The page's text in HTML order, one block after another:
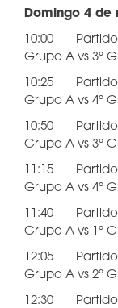
Domingo 4 de
10:00
Grupo A vs 3º
10:25
Grupo A vs 4º
10:50
Grupo A vs 3º
11:15
Grupo A vs 4º
11:40
Grupo A vs 1º
12:05
Grupo A vs 2º
12:30